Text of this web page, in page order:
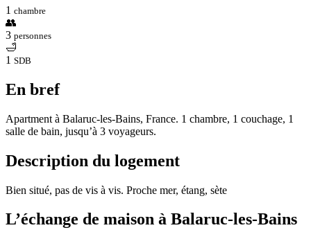
1 chambre
👥
3 personnes
🛁
1 SDB
En bref
Apartment à Balaruc-les-Bains, France. 1 chambre, 1 couchage, 1
salle de bain, jusqu’à 3 voyageurs.
Description du logement
Bien situé, pas de vis à vis. Proche mer, étang, sète
L’échange de maison à Balaruc-les-Bains